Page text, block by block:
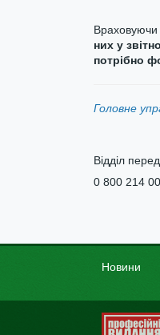
Враховуючи
них у
потрібно
Головне
Відділ
0 800 214
Новини